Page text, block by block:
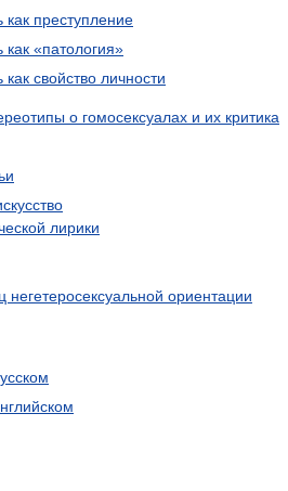
как преступление
как «патология»
свойство личности
о гомосексуалах и их критика
лирики
негетеросексуальной ориентации